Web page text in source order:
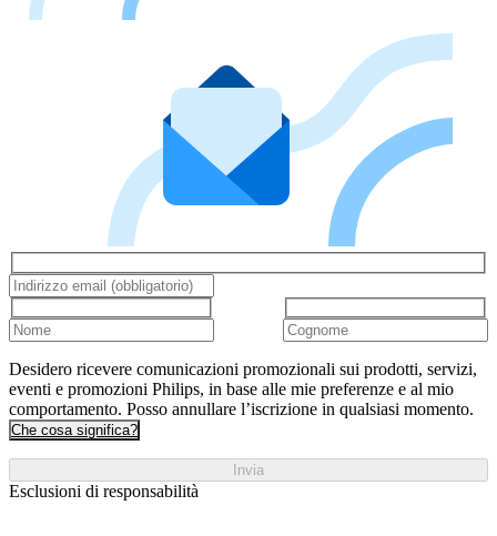
Desidero ricevere comunicazioni promozionali sui prodotti, servizi,
eventi e promozioni Philips, in base alle mie preferenze e al mio
comportamento. Posso annullare l’iscrizione in qualsiasi momento.
Che cosa significa?
Invia
Esclusioni di responsabilità